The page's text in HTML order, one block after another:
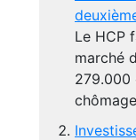
Le HCP
marché
279.000